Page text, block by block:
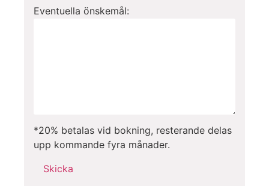
Eventuella önskemål:
*20% betalas vid bokning, resterande delas
upp kommande fyra månader.